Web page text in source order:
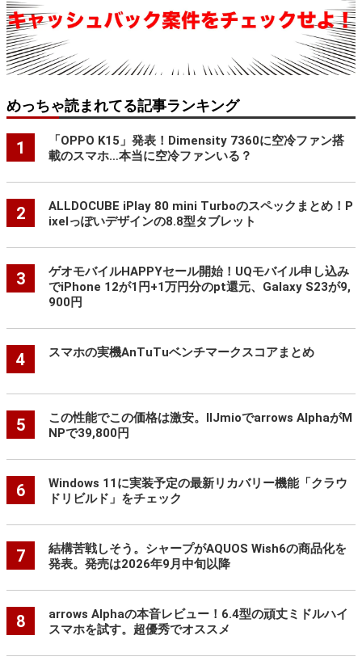
めっちゃ読まれてる記事ランキング
1
「OPPO K15」発表！Dimensity 7360に空冷ファン搭
載のスマホ…本当に空冷ファンいる？
2
ALLDOCUBE iPlay 80 mini Turboのスペックまとめ！P
ixelっぽいデザインの8.8型タブレット
3
ゲオモバイルHAPPYセール開始！UQモバイル申し込み
でiPhone 12が1円+1万円分のpt還元、Galaxy S23が9,
900円
4 スマホの実機AnTuTuベンチマークスコアまとめ
5
この性能でこの価格は激安。IIJmioでarrows AlphaがM
NPで39,800円
6
Windows 11に実装予定の最新リカバリー機能「クラウ
ドリビルド」をチェック
7
結構苦戦しそう。シャープがAQUOS Wish6の商品化を
発表。発売は2026年9月中旬以降
8
arrows Alphaの本音レビュー！6.4型の頑丈ミドルハイ
スマホを試す。超優秀でオススメ